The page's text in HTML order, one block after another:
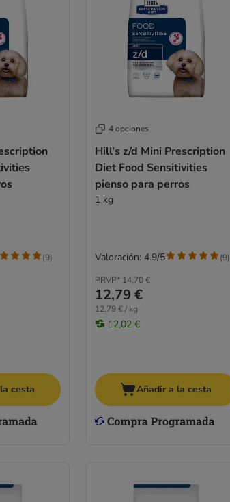
(9)
cesta
4 opciones
Hill's z/d Mini Prescription
Diet Food Sensitivities
pienso para perros
1 kg
PRVP* 14,70 €
12,79 €
12,79 € / kg
12,02 €
Valoración: 4.9/5 (9)
Añadir a la cesta